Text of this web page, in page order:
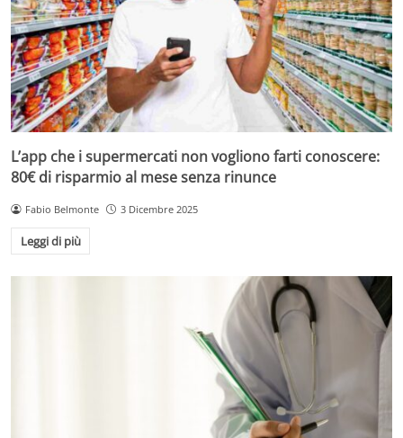
L’app che i supermercati non vogliono farti conoscere:
80€ di risparmio al mese senza rinunce
Fabio Belmonte 3 Dicembre 2025
Leggi di più